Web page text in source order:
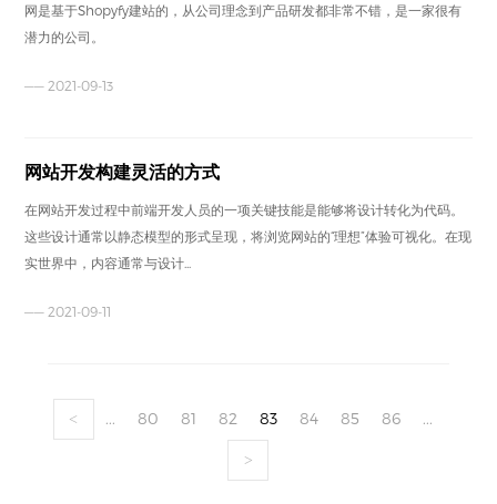
网是基于Shopyfy建站的，从公司理念到产品研发都非常不错，是一家很有
潜力的公司。
—— 2021-09-13
网站开发构建灵活的方式
在网站开发过程中前端开发人员的一项关键技能是能够将设计转化为代码。
这些设计通常以静态模型的形式呈现，将浏览网站的“理想”体验可视化。在现
实世界中，内容通常与设计...
—— 2021-09-11
< ... 80 81 82 83 84 85 86 ...
>